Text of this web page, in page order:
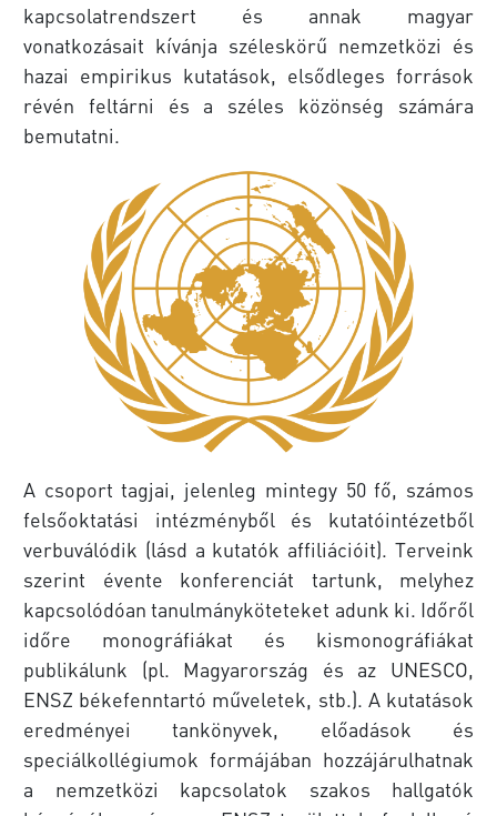
kapcsolatrendszert és annak magyar
vonatkozásait kívánja széleskörű nemzetközi és
hazai empirikus kutatások, elsődleges források
révén feltárni és a széles közönség számára
bemutatni.
A csoport tagjai, jelenleg mintegy 50 fő, számos
felsőoktatási intézményből és kutatóintézetből
verbuválódik (lásd a kutatók affiliációit). Terveink
szerint évente konferenciát tartunk, melyhez
kapcsolódóan tanulmányköteteket adunk ki. Időről
időre monográfiákat és kismonográfiákat
publikálunk (pl. Magyarország és az UNESCO,
ENSZ békefenntartó műveletek, stb.). A kutatások
eredményei tankönyvek, előadások és
speciálkollégiumok formájában hozzájárulhatnak
a nemzetközi kapcsolatok szakos hallgatók